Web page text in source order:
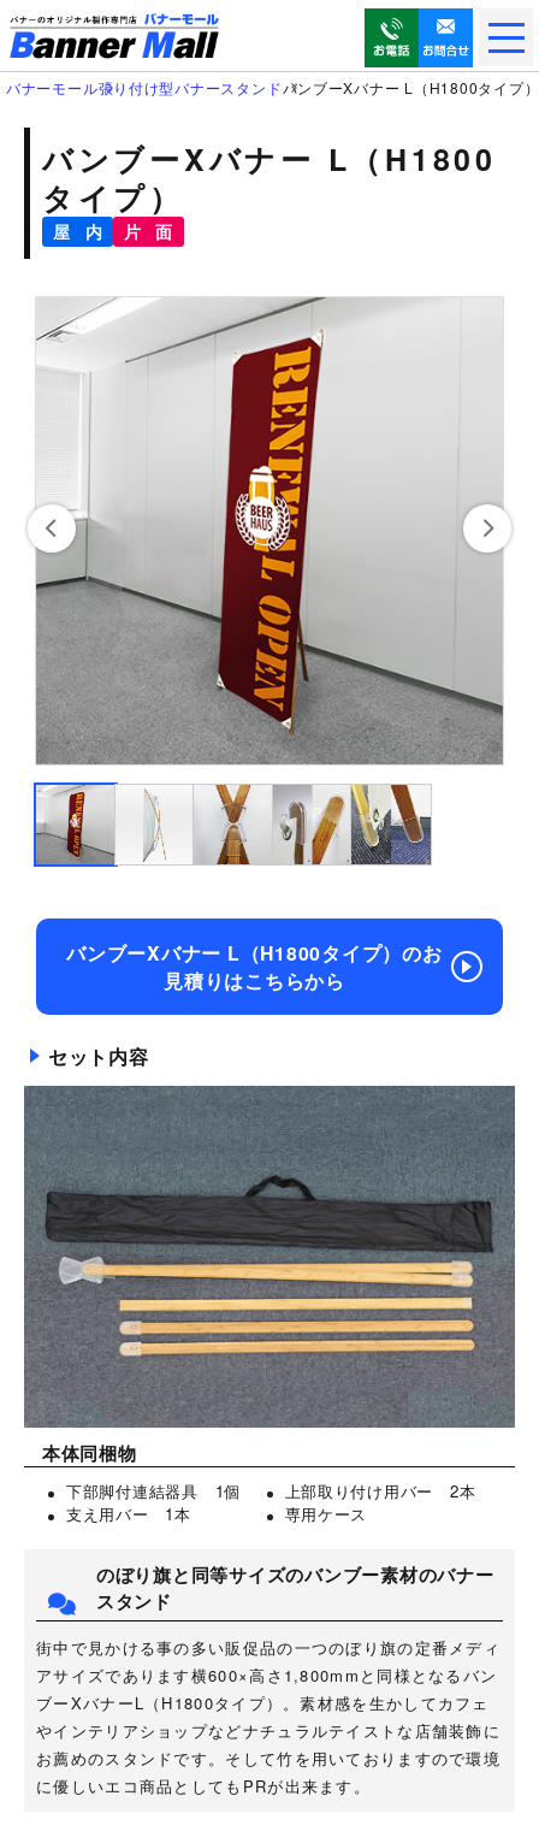
メ
ニ
ュ
開
バナーモール張り付け型バナースタンドバンブーXバナー L（H1800タイプ）
バンブーXバナー L（H1800
タイプ）
屋 内 片 面
のぼり旗と同等サイズのバンブー素材のバナー
スタンド
街中で見かける事の多い販促品の一つのぼり旗の定番メディ
アサイズであります横600×高さ1,800mmと同様となるバン
ブーXバナーL（H1800タイプ）。素材感を生かしてカフェ
やインテリアショップなどナチュラルテイストな店舗装飾に
お薦めのスタンドです。そして竹を用いておりますので環境
に優しいエコ商品としてもPRが出来ます。
バンブーXバナー L（H1800タイプ）のお
見積りはこちらから
セット内容
本体同梱物
下部脚付連結器具 1個
上部取り付け用バー 2本
支え用バー 1本
専用ケース